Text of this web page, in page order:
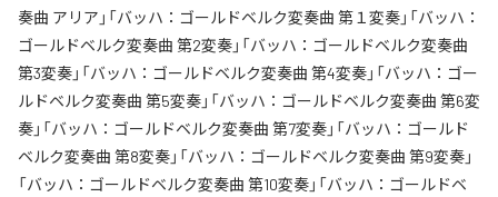
奏曲 アリア」「バッハ：ゴールドベルク変奏曲 第１変奏」「バッハ：
ゴールドベルク変奏曲 第2変奏」「バッハ：ゴールドベルク変奏曲
第3変奏」「バッハ：ゴールドベルク変奏曲 第4変奏」「バッハ：ゴー
ルドベルク変奏曲 第5変奏」「バッハ：ゴールドベルク変奏曲 第6変
奏」「バッハ：ゴールドベルク変奏曲 第7変奏」「バッハ：ゴールド
ベルク変奏曲 第8変奏」「バッハ：ゴールドベルク変奏曲 第9変奏」
「バッハ：ゴールドベルク変奏曲 第10変奏」「バッハ：ゴールドベ